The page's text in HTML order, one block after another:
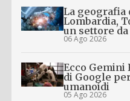
La geografia
Lombardia,
un settore
06 Ago 2026
Ecco Gemini
di Google
umanoidi
05 Ago 2026